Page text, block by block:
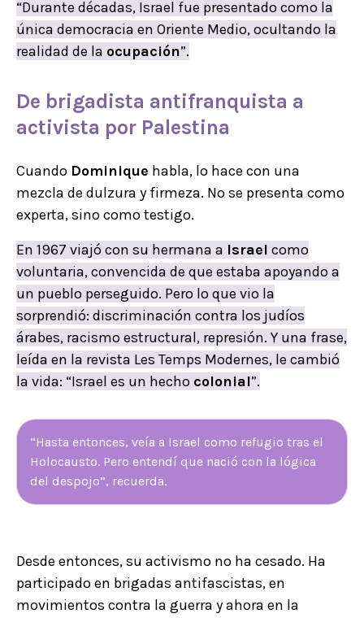
“Durante décadas, Israel fue presentado como la
única democracia en Oriente Medio, ocultando la
realidad de la ocupación”.
De brigadista antifranquista a
activista por Palestina
Cuando Dominique habla, lo hace con una
mezcla de dulzura y firmeza. No se presenta como
experta, sino como testigo.
En 1967 viajó con su hermana a Israel como
voluntaria, convencida de que estaba apoyando a
un pueblo perseguido. Pero lo que vio la
sorprendió: discriminación contra los judíos
árabes, racismo estructural, represión. Y una frase,
leída en la revista Les Temps Modernes, le cambió
la vida: “Israel es un hecho colonial”.
“Hasta entonces, veía a Israel como refugio tras el
Holocausto. Pero entendí que nació con la lógica
del despojo”, recuerda.
Desde entonces, su activismo no ha cesado. Ha
participado en brigadas antifascistas, en
movimientos contra la guerra y ahora en la